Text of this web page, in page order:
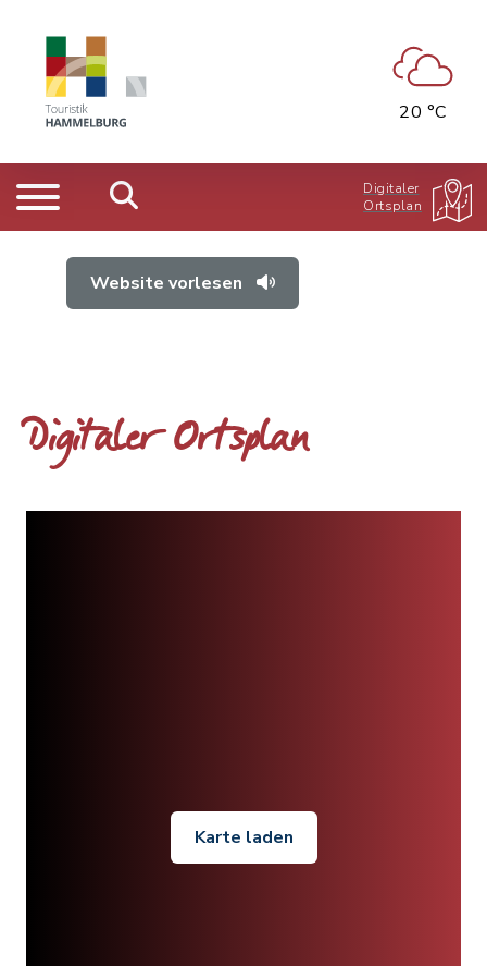
20 °C
Digitaler
Ortsplan
Website vorlesen
Digitaler Ortsplan
Karte laden